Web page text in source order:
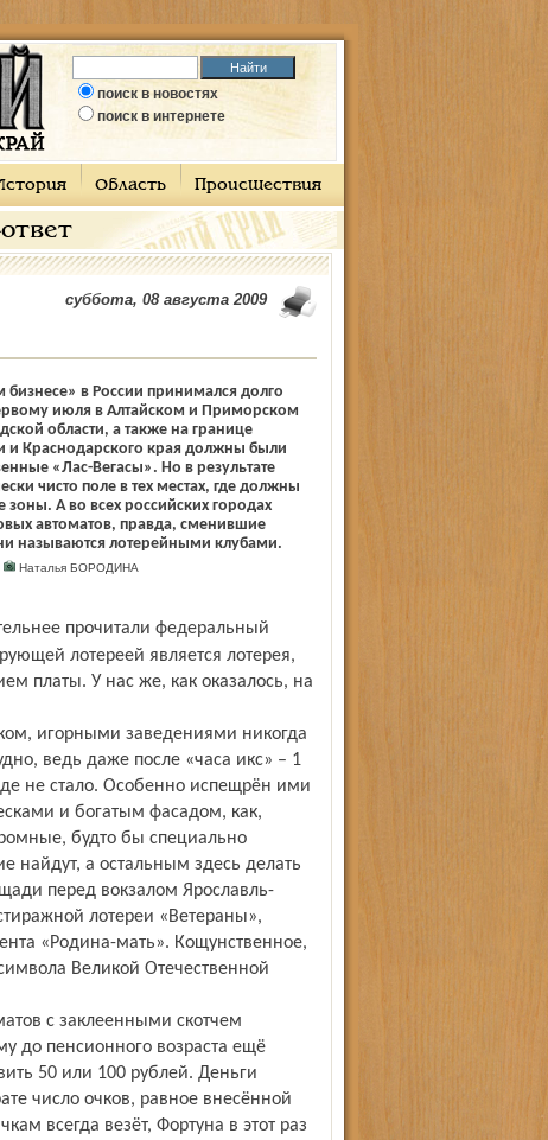
поиск в новостях
поиск в интернете
Область Происшествия
суббота, 08 августа 2009
бизнесе» в России принимался долго
июля в Алтайском и Приморском
области, а также на границе
и Краснодарского края должны были
«Лас-Вегасы». Но в результате
чисто поле в тех местах, где должны
А во всех российских городах
автоматов, правда, сменившие
называются лотерейными клубами.
Наталья БОРОДИНА
лотереей является лотерея,
платы. У нас же, как оказалось, на
игорными заведениями никогда
ведь даже после «часа икс» – 1
не стало. Особенно испещрён ими
и богатым фасадом, как,
будто бы специально
найдут, а остальным здесь делать
перед вокзалом Ярославль-
лотереи «Ветераны»,
«Родина-мать». Кощунственное,
Великой Отечественной
с заклеенными скотчем
до пенсионного возраста ещё
50 или 100 рублей. Деньги
число очков, равное внесённой
всегда везёт, Фортуна в этот раз